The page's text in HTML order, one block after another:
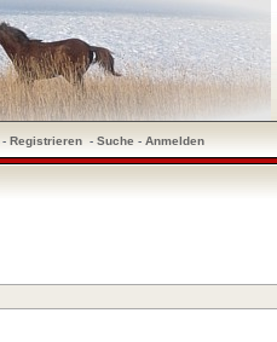
- Registrieren - Suche - Anmelden